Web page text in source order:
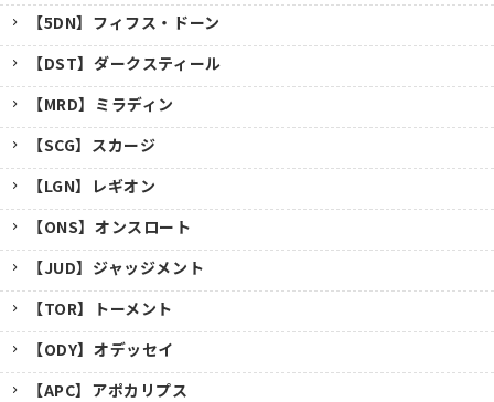
【5DN】フィフス・ドーン
【DST】ダークスティール
【MRD】ミラディン
【SCG】スカージ
【LGN】レギオン
【ONS】オンスロート
【JUD】ジャッジメント
【TOR】トーメント
【ODY】オデッセイ
【APC】アポカリプス